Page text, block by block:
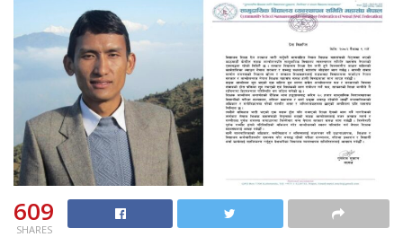
609
SHARES